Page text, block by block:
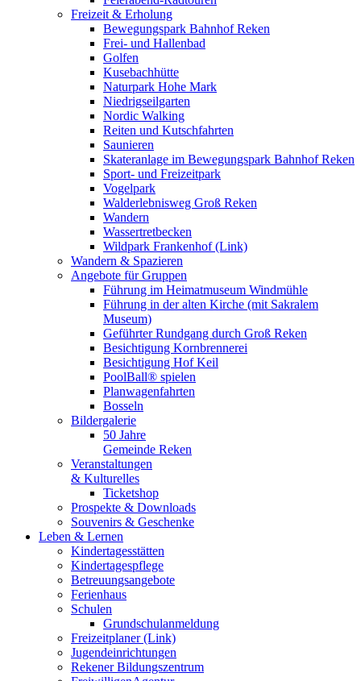
Freizeit & Erholung
Bewegungspark Bahnhof Reken
Frei- und Hallenbad
Golfen
Kusebachhütte
Naturpark Hohe Mark
Niedrigseilgarten
Nordic Walking
Reiten und Kutschfahrten
Saunieren
Skateranlage im Bewegungspark Bahnhof Reken
Sport- und Freizeitpark
Vogelpark
Walderlebnisweg Groß Reken
Wandern
Wassertretbecken
Wildpark Frankenhof (Link)
Wandern & Spazieren
Angebote für Gruppen
Führung im Heimatmuseum Windmühle
Führung in der alten Kirche (mit Sakralem
Museum)
Geführter Rundgang durch Groß Reken
Besichtigung Kornbrennerei
Besichtigung Hof Keil
PoolBall® spielen
Planwagenfahrten
Bosseln
Bildergalerie
50 Jahre
Gemeinde Reken
Veranstaltungen
& Kulturelles
Ticketshop
Prospekte & Downloads
Souvenirs & Geschenke
Leben & Lernen
Kindertagesstätten
Kindertagespflege
Betreuungsangebote
Ferienhaus
Schulen
Grundschulanmeldung
Freizeitplaner (Link)
Jugendeinrichtungen
Rekener Bildungszentrum